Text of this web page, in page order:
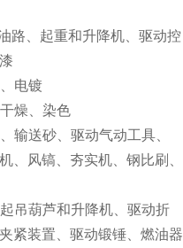
路、起重和升降机、驱动控
电镀
燥、染色
输送砂、驱动气动工具、
、风镐、夯实机、钢比刷、
吊葫芦和升降机、驱动折
紧装置、驱动锻锤、燃油器